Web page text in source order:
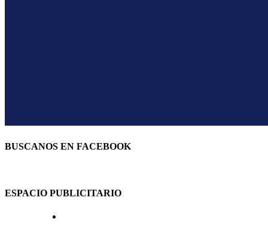
BUSCANOS EN FACEBOOK
ESPACIO PUBLICITARIO